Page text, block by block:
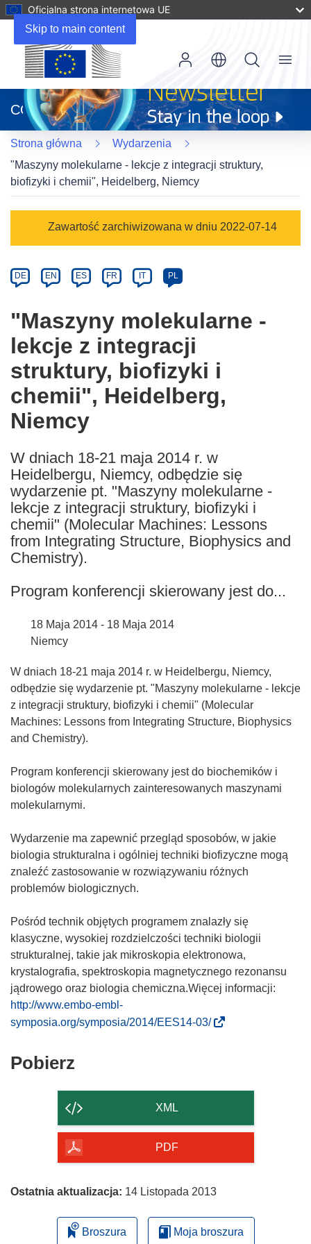
Skip to main content
Oficjalna strona internetowa UE
otworzy
się
w
nowym
oknie)
CORDIS
Menu
Strona główna
Wydarzenia
"Maszyny molekularne - lekcje z integracji struktury,
biofizyki i chemii", Heidelberg, Niemcy
category
Zawartość zarchiwizowana w dniu 2022-07-14
Article
available
following
languages:
DE EN ES FR IT PL
"Maszyny molekularne -
lekcje z integracji
struktury, biofizyki i
chemii", Heidelberg,
Niemcy
W dniach 18-21 maja 2014 r. w
Heidelbergu, Niemcy, odbędzie się
wydarzenie pt. "Maszyny molekularne -
lekcje z integracji struktury, biofizyki i
chemii" (Molecular Machines: Lessons
from Integrating Structure, Biophysics and
Chemistry).
Program konferencji skierowany jest do...
18 Maja 2014 - 18 Maja 2014
Niemcy
W dniach 18-21 maja 2014 r. w Heidelbergu, Niemcy,
odbędzie się wydarzenie pt. "Maszyny molekularne - lekcje
z integracji struktury, biofizyki i chemii" (Molecular
Machines: Lessons from Integrating Structure, Biophysics
and Chemistry).
Program konferencji skierowany jest do biochemików i
biologów molekularnych zainteresowanych maszynami
molekularnymi.
Wydarzenie ma zapewnić przegląd sposobów, w jakie
biologia strukturalna i ogólniej techniki biofizyczne mogą
znaleźć zastosowanie w rozwiązywaniu różnych
problemów biologicznych.
Pośród technik objętych programem znalazły się
klasyczne, wysokiej rozdzielczości techniki biologii
strukturalnej, takie jak mikroskopia elektronowa,
krystalografia, spektroskopia magnetycznego rezonansu
jądrowego oraz biologia chemiczna.Więcej informacji:
http://www.embo-embl-
symposia.org/symposia/2014/EES14-03/(
t
o
r
Pobierz
strony
XML
PDF
Ostatnia aktualizacja: 14 Listopada 2013
Broszura Moja broszura